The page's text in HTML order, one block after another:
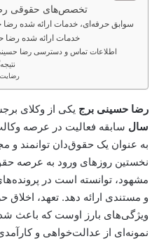
تخصص‌های حقوقی
سوابق حرفه‌ای، خدمات ارائه شده
خدمات ارائه شده رضا
اطلاعات تماس و دسترسی رضا
رضایت
رضا حسینی برج یکی از وکلای
سال سابقه فعالیت در عرصه
به عنوان یک حقوق‌دان توانمند
نخستین روزهای ورود به عرصه
مشهود، توانسته است در
و مستندی ارائه دهد. تعهد،
ویژگی‌های بارز اوست که باعث
نمونه‌ای از عدالت‌خواهی و